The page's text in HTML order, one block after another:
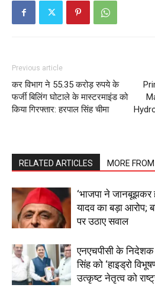
Company
Contact us
Subscription Plans
My account
Previous article
कर विभाग ने 55.35 करोड़ रुपये के
फर्जी बिलिंग घोटाले के मास्टरमाइंड को
किया गिरफ्तार: हरपाल सिंह चीमा
RELATED ARTICLES MORE
‘भाजपा ने जानबूझकर
यादव का बड़ा आरोप;
पर उठाए सवाल
एनएचपीसी के
सिंह को ‘हाइड्रो
उत्कृष्ट नेतृत्व को